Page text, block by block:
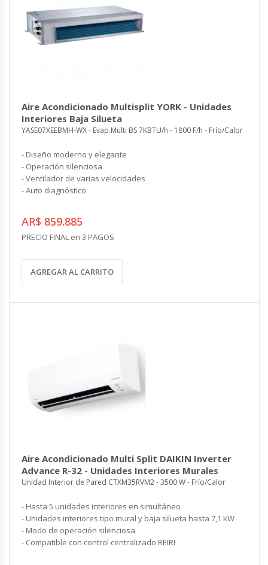
Aire Acondicionado Multisplit YORK - Unidades
Interiores Baja Silueta
YASE07XEEBMH-WX - Evap.Multi BS 7KBTU/h - 1800 F/h - Frío/Calor
- Diseño moderno y elegante
- Operación silenciosa
- Ventilador de varias velocidades
- Auto diagnóstico
AR$ 859.885
PRECIO FINAL en 3 PAGOS
AGREGAR AL CARRITO
Aire Acondicionado Multi Split DAIKIN Inverter
Advance R-32 - Unidades Interiores Murales
Unidad Interior de Pared CTXM35RVM2 - 3500 W - Frío/Calor
- Hasta 5 unidades interiores en simultáneo
- Unidades interiores tipo mural y baja silueta hasta 7,1 kW
- Modo de operación silenciosa
- Compatible con control centralizado REIRI